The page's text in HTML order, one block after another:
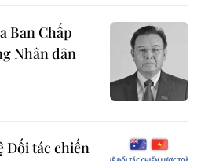
Ban Chấp
Nhân dân
Đối tác chiến